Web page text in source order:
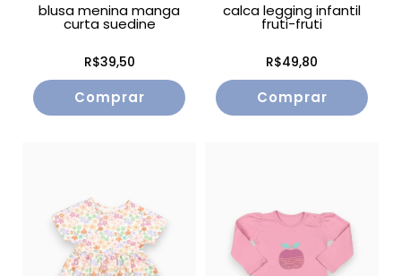
blusa menina manga
curta suedine
R$39,50
Comprar
calca legging infantil
fruti-fruti
R$49,80
Comprar